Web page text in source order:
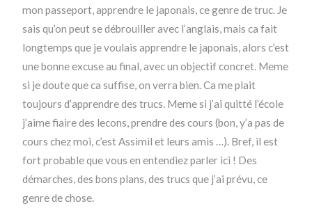
mon passeport, apprendre le japonais, ce genre de truc. Je
sais qu’on peut se débrouiller avec l’anglais, mais ca fait
longtemps que je voulais apprendre le japonais, alors c’est
une bonne excuse au final, avec un objectif concret. Meme
si je doute que ca suffise, on verra bien. Ca me plait
toujours d’apprendre des trucs. Meme si j’ai quitté l’école
j’aime fiaire des lecons, prendre des cours (bon, y’a pas de
cours chez moi, c’est Assimil et leurs amis …). Bref, il est
fort probable que vous en entendiez parler ici ! Des
démarches, des bons plans, des trucs que j’ai prévu, ce
genre de chose.